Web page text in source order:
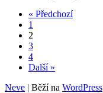
« Předchozí
1
2
3
4
Další »
Neve | Běží na WordPress